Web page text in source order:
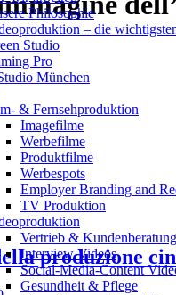
Philosophie
– die
Studio
Pro
München
& Fernsehproduktion
Imagefilme
Werbefilme
Produktfilme
Werbespots
Employer Branding and
TV Produktion
Vertrieb & Kundenberatung
Interview Videos
Social-Media-Content
Gesundheit & Pflege
produzione